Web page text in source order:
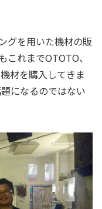
グを用いた機材の販
これまでOTOTO、
材を購入してきま
になるのではない